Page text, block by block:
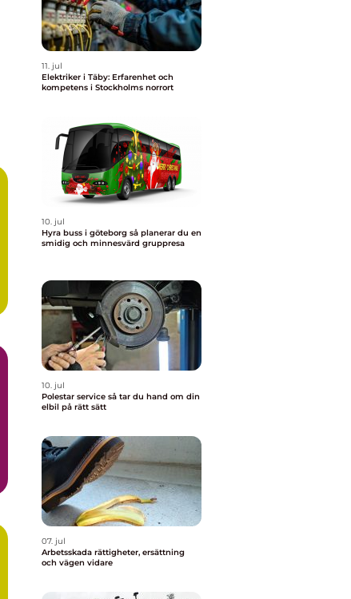
11. jul
Elektriker i Täby: Erfarenhet och
kompetens i Stockholms norrort
10. jul
Hyra buss i göteborg så planerar du en
smidig och minnesvärd gruppresa
10. jul
Polestar service så tar du hand om din
elbil på rätt sätt
07. jul
Arbetsskada rättigheter, ersättning
och vägen vidare